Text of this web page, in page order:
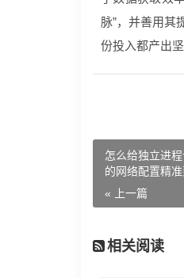
脉”，并善用其
份投入都产出坚
怎么给独立进
的网络配置精
« 上一篇
相关阅读